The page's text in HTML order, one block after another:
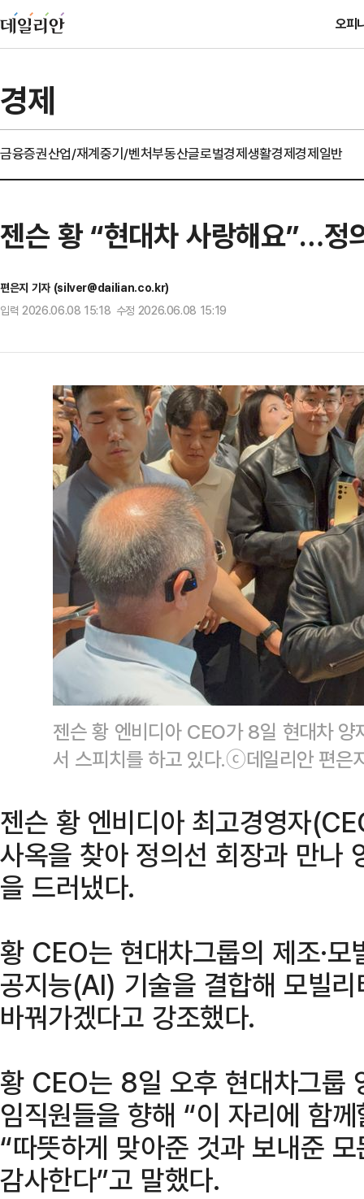
오피
경제
금융증권산업/재계중기/벤처부동산글로벌경제생활경제경제일반
젠슨 황 “현대차 사랑해요”…정
편은지 기자 (silver@dailian.co.kr)
입력 2026.06.08 15:18 수정 2026.06.08 15:19
젠슨 황 엔비디아 CEO가 8일 현대차
서 스피치를 하고 있다.ⓒ데일리안 편은
젠슨 황 엔비디아 최고경영자
사옥을 찾아 정의선 회장과 만나
을 드러냈다.
황 CEO는 현대차그룹의 제조·
공지능(AI) 기술을 결합해 모빌
바꿔가겠다고 강조했다.
황 CEO는 8일 오후 현대차그룹
임직원들을 향해 “이 자리에 함
“따뜻하게 맞아준 것과 보내준
감사한다”고 말했다.